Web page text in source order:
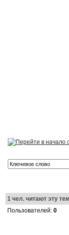
1чел. читают эту
Пользователей: 0